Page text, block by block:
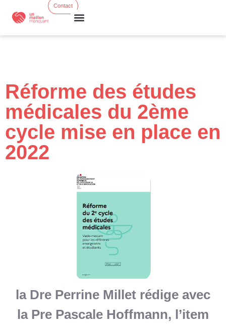
Contact
Réforme des études
médicales du 2ème
cycle mise en place en
2022
la Dre Perrine Millet rédige avec
la Pre Pascale Hoffmann, l’item